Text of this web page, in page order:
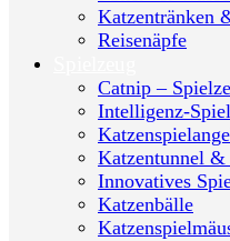
Katzentränken
Reisenäpfe
Catnip –
Intelligenz-
Katzentunnel &
Innovatives
Katzenbälle